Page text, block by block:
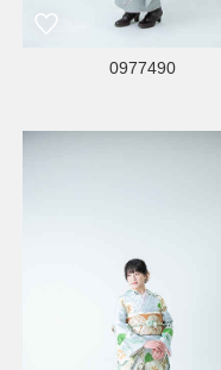
0977490